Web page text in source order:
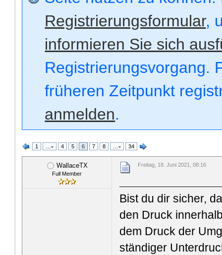
Registrierungsformular,
informieren Sie sich
Registrierungsvorgang.
früheren Zeitpunkt
anmelden.
1 … 4 5 6 7 8 … 34
WallaceTX
Full Member
Freitag, 18. Juni 2021, 08:16
Bist du dir sicher,
den Druck
dem Druck der
ständiger